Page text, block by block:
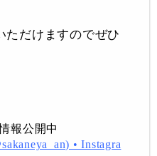
ただけますのでぜひ
報公開中
• Instagra